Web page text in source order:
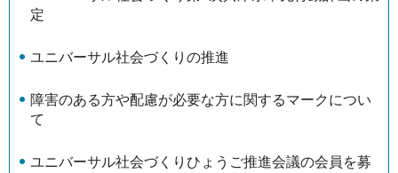
定
ユニバーサル社会づくりの推進
障害のある方や配慮が必要な方に関するマークについ
て
ユニバーサル社会づくりひょうご推進会議の会員を募